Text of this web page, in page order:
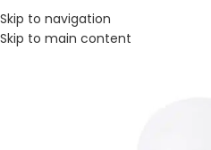
Skip to navigation
Skip to main content